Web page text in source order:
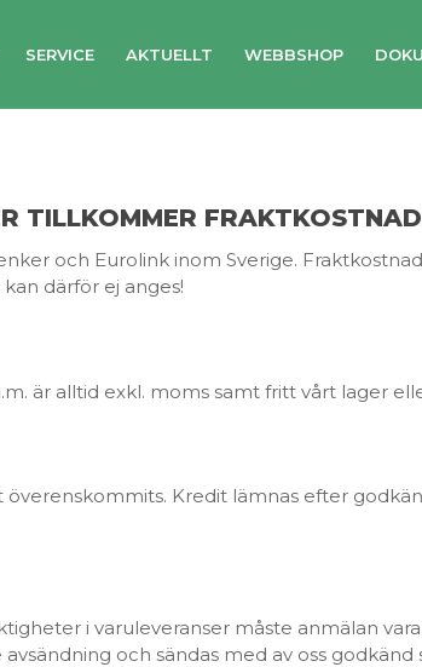
SERVICE AKTUELLT WEBBSHOP
TILLKOMMER
och Eurolink inom Sverige.
därför ej anges!
är alltid exkl. moms samt fritt vårt lager
Kredit lämnas efter
i varuleveranser måste anmälan
och sändas med av oss godkänd